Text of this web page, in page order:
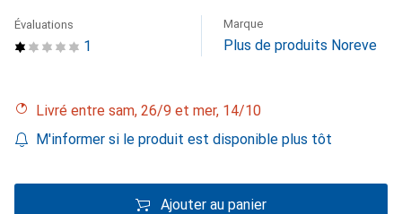
1
Évaluations Marque
Plus de produits Noreve
Livré entre sam, 26/9 et mer, 14/10
M'informer si le produit est disponible plus tôt
Ajouter au panier